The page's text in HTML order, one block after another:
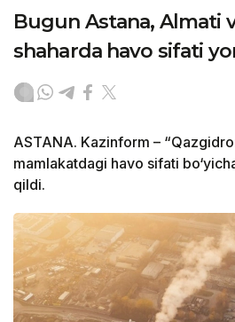
Bugun Astana, Almati
shaharda havo sifati
ASTANA. Kazinform –
mamlakatdagi havo sifati
qildi.